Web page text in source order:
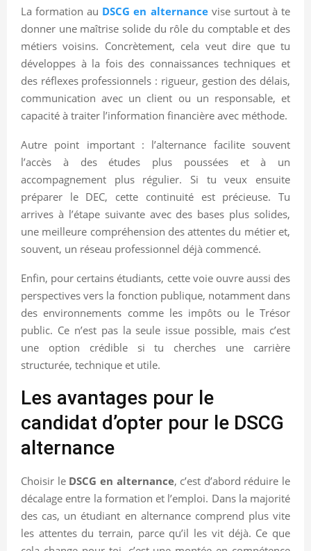
La formation au DSCG en alternancevise surtout à te
donner une maîtrise solide du rôle du comptable et des
métiers voisins. Concrètement, cela veut dire que tu
développes à la fois des connaissances techniques et
des réflexes professionnels : rigueur, gestion des délais,
communication avec un client ou un responsable, et
capacité à traiter l’information financière avec méthode.
Autre point important : l’alternance facilite souvent
l’accès à des études plus poussées et à un
accompagnement plus régulier. Si tu veux ensuite
préparer le DEC, cette continuité est précieuse. Tu
arrives à l’étape suivante avec des bases plus solides,
une meilleure compréhension des attentes du métier et,
souvent, un réseau professionnel déjà commencé.
Enfin, pour certains étudiants, cette voie ouvre aussi des
perspectives vers la fonction publique, notamment dans
des environnements comme les impôts ou le Trésor
public. Ce n’est pas la seule issue possible, mais c’est
une option crédible si tu cherches une carrière
structurée, technique et utile.
Les avantages pour le
candidat d’opter pour le DSCG
alternance
Choisir le DSCG en alternance, c’est d’abord réduire le
décalage entre la formation et l’emploi. Dans la majorité
des cas, un étudiant en alternance comprend plus vite
les attentes du terrain, parce qu’il les vit déjà. Ce que